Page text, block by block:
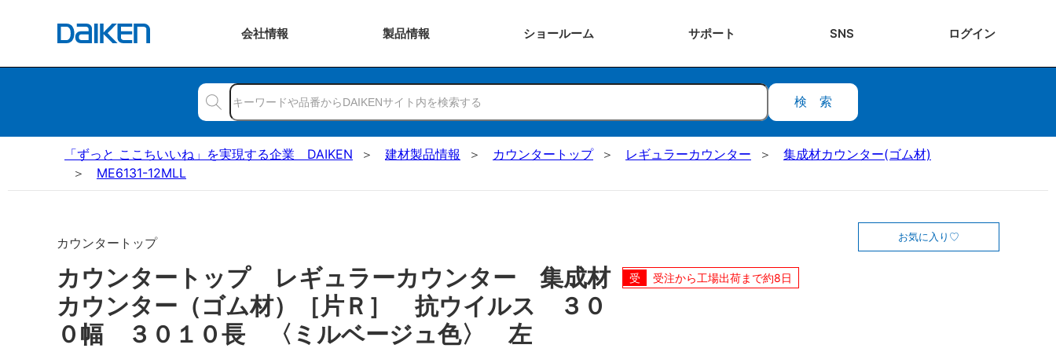
会社情報 製品情報 ショールーム サポート SNS ログイン
検索
「ずっと ここちいいね」を実現する企業 DAIKEN 建材製品情報 カウンタートップ レギュラーカウンター
集成材カウンター(ゴム材)
ME6131-12MLL
カウンタートップ
カウンタートップ レギュラーカウンター 集成材
カウンター（ゴム材）［片Ｒ］ 抗ウイルス ３０
０幅 ３０１０長 〈ミルベージュ色〉 左
お気に入り
受注から工場出荷まで約8日